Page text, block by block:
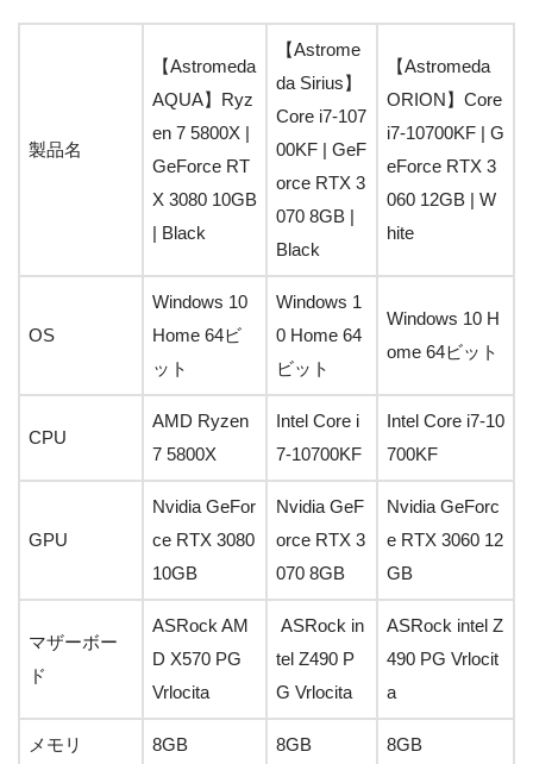
製品名
【Astromeda
AQUA】Ryz
en 7 5800X |
GeForce RT
X 3080 10GB
| Black
【Astrome
da Sirius】
Core i7-107
00KF | GeF
orce RTX 3
070 8GB |
Black
【Astromeda
ORION】Core
i7-10700KF | G
eForce RTX 3
060 12GB | W
hite
OS
Windows 10
Home 64ビ
ット
Windows 1
0 Home 64
ビット
Windows 10 H
ome 64ビット
CPU
AMD Ryzen
7 5800X
Intel Core i
7-10700KF
Intel Core i7-10
700KF
GPU
Nvidia GeFor
ce RTX 3080
10GB
Nvidia GeF
orce RTX 3
070 8GB
Nvidia GeForc
e RTX 3060 12
GB
マザーボー
ド
ASRock AM
D X570 PG
Vrlocita
ASRock in
tel Z490 P
G Vrlocita
ASRock intel Z
490 PG Vrlocit
a
メモリ 8GB 8GB 8GB